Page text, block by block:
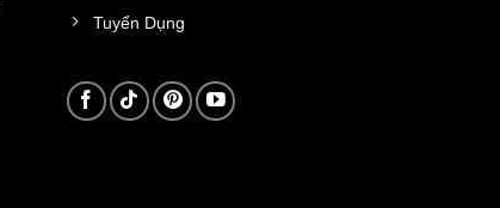
Tuyển Dụng